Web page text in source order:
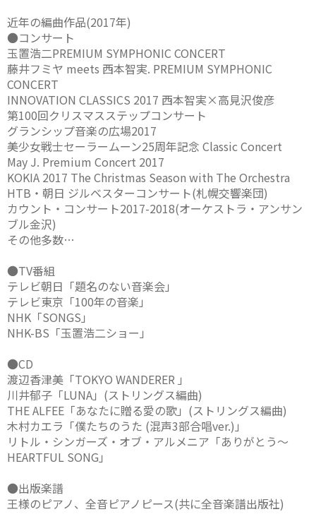
近年の編曲作品(2017年)
●コンサート
玉置浩二PREMIUM SYMPHONIC CONCERT
藤井フミヤ meets 西本智実. PREMIUM SYMPHONIC
CONCERT
INNOVATION CLASSICS 2017 西本智実×高見沢俊彦
第100回クリスマスステップコンサート
グランシップ音楽の広場2017
美少女戦士セーラームーン25周年記念 Classic Concert
May J. Premium Concert 2017
KOKIA 2017 The Christmas Season with The Orchestra
HTB・朝日 ジルベスターコンサート(札幌交響楽団)
カウント・コンサート2017-2018(オーケストラ・アンサン
ブル金沢)
その他多数…
●TV番組
テレビ朝日「題名のない音楽会」
テレビ東京「100年の音楽」
NHK「SONGS」
NHK-BS「玉置浩二ショー」
●CD
渡辺香津美「TOKYO WANDERER 」
川井郁子「LUNA」(ストリングス編曲)
THE ALFEE「あなたに贈る愛の歌」(ストリングス編曲)
木村カエラ「僕たちのうた (混声3部合唱ver.)」
リトル・シンガーズ・オブ・アルメニア「ありがとう～
HEARTFUL SONG」
●出版楽譜
王様のピアノ、全音ピアノピース(共に全音楽譜出版社)